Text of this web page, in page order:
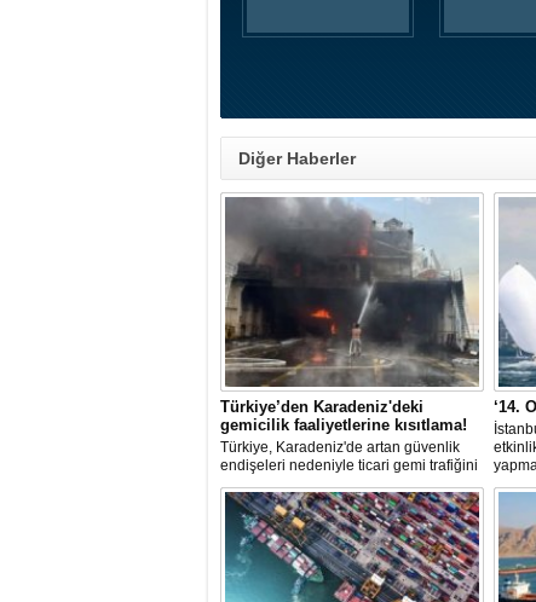
Diğer Haberler
Türkiye’den Karadeniz'deki
gemicilik faaliyetlerine kısıtlama!
Türkiye, Karadeniz'de artan güvenlik
endişeleri nedeniyle ticari gemi trafiğini
kısıtlamaya başladı. Bu durum,
bölgedeki gıda güvenliğini tehdit ediyor.
‘14.
Yarış